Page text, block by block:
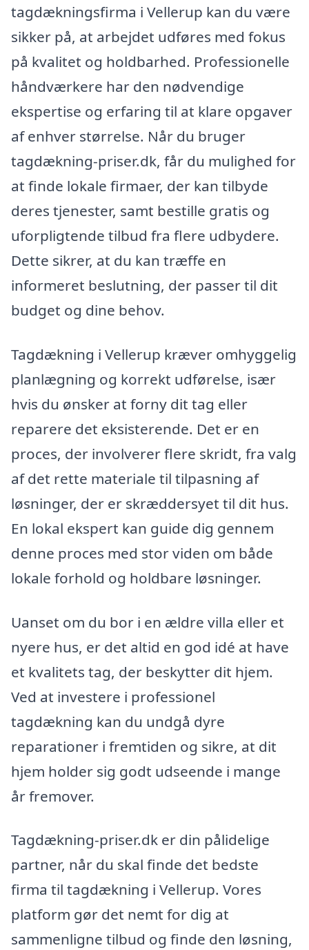
tagdækningsfirma i Vellerup kan du være
sikker på, at arbejdet udføres med fokus
på kvalitet og holdbarhed. Professionelle
håndværkere har den nødvendige
ekspertise og erfaring til at klare opgaver
af enhver størrelse. Når du bruger
tagdækning-priser.dk, får du mulighed for
at finde lokale firmaer, der kan tilbyde
deres tjenester, samt bestille gratis og
uforpligtende tilbud fra flere udbydere.
Dette sikrer, at du kan træffe en
informeret beslutning, der passer til dit
budget og dine behov.
Tagdækning i Vellerup kræver omhyggelig
planlægning og korrekt udførelse, især
hvis du ønsker at forny dit tag eller
reparere det eksisterende. Det er en
proces, der involverer flere skridt, fra valg
af det rette materiale til tilpasning af
løsninger, der er skræddersyet til dit hus.
En lokal ekspert kan guide dig gennem
denne proces med stor viden om både
lokale forhold og holdbare løsninger.
Uanset om du bor i en ældre villa eller et
nyere hus, er det altid en god idé at have
et kvalitets tag, der beskytter dit hjem.
Ved at investere i professionel
tagdækning kan du undgå dyre
reparationer i fremtiden og sikre, at dit
hjem holder sig godt udseende i mange
år fremover.
Tagdækning-priser.dk er din pålidelige
partner, når du skal finde det bedste
firma til tagdækning i Vellerup. Vores
platform gør det nemt for dig at
sammenligne tilbud og finde den løsning,